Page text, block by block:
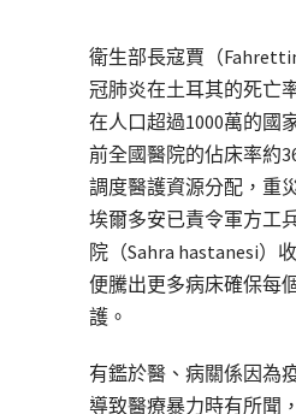
衛生部長寇賈（
冠肺炎在土耳其的死亡
在人口超過1000萬的國
前全國醫院的佔床率約
調度醫護資源分配，重
埃爾多安已責令軍方工
院（Sahra hastanesi）
便騰出更多病床確保每
護。
有鑑於醫、病關係因為
導致醫療暴力時有所聞